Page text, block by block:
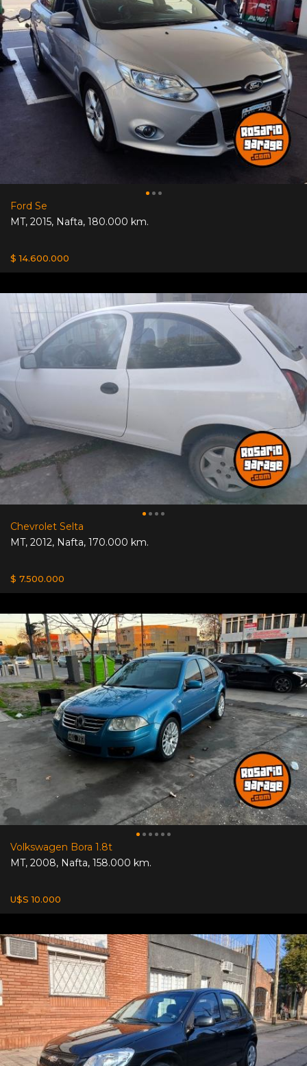
Ford Se
MT, 2015, Nafta, 180.000 km.
$ 14.600.000
Chevrolet Selta
MT, 2012, Nafta, 170.000 km.
$ 7.500.000
Volkswagen Bora 1.8t
MT, 2008, Nafta, 158.000 km.
U$S 10.000